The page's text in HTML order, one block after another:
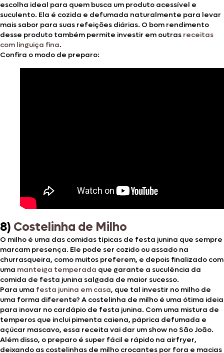
escolha ideal para quem busca um produto acessível e
suculento. Ela é cozida e defumada naturalmente para levar
mais sabor para suas refeições diárias. O bom rendimento
desse produto também permite investir em outras receitas
com linguiça fina.
Confira o modo de preparo:
8) Costelinha de Milho
O milho é uma das comidas típicas de festa junina que sempre
marcam presença. Ele pode ser cozido ou assado na
churrasqueira, como muitos preferem, e depois finalizado com
uma manteiga temperada que garante a suculência da
comida de festa junina salgada de maior sucesso.
Para uma festa junina em casa, que tal investir no milho de
uma forma diferente? A costelinha de milho é uma ótima ideia
para inovar no cardápio de festa junina. Com uma mistura de
temperos que inclui pimenta caiena, páprica defumada e
açúcar mascavo, essa receita vai dar um show no São João.
Além disso, o preparo é super fácil e rápido na airfryer,
deixando as costelinhas de milho crocantes por fora e macias